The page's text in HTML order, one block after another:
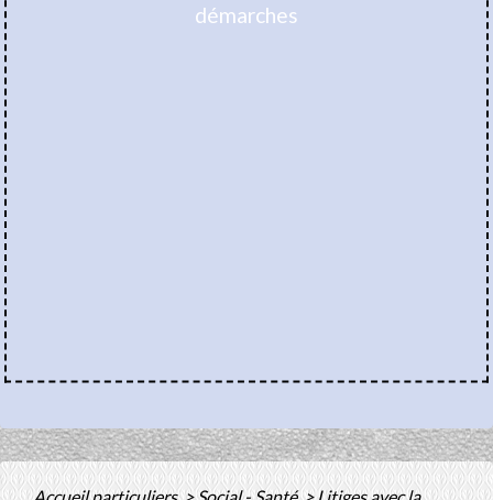
démarches
Accueil particuliers >Social - Santé> Litiges avec la